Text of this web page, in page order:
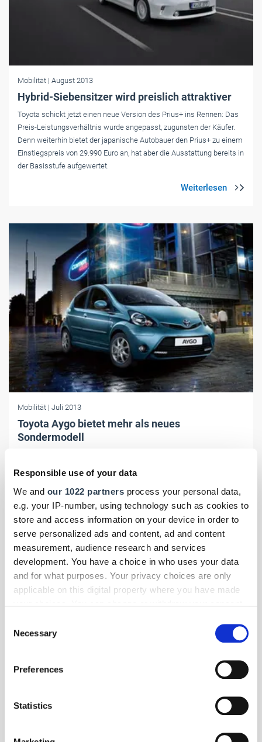
Responsible use of your data
We and our 1022 partners process your personal data,
e.g. your IP-number, using technology such as cookies to
store and access information on your device in order to
serve personalized ads and content, ad and content
measurement, audience research and services
development. You have a choice in who uses your data
and for what purposes. Your privacy choices are only
applicable on this digital property where you have made
the Privacy trigger icon.
Collect information about your geographical location
Identify your device by actively scanning it for
Find out more about how your personal data is processed
Selection
Necessary
Preferences
Statistics
Mobilität | August 2013
Hybrid-Siebensitzer wird preislich attraktiver
Toyota schickt jetzt einen neue Version des Prius+ ins Rennen: Das
Preis-Leistungsverhältnis wurde angepasst, zugunsten der Käufer.
Denn weiterhin bietet der japanische Autobauer den Prius+ zu einem
Einstiegspreis von 29.990 Euro an, hat aber die Ausstattung bereits in
der Basisstufe aufgewertet.
Mobilität | Juli 2013
Toyota Aygo bietet mehr als neues
Sondermodell
Zudem hat Toyota den Aygo bereits in der Basisversion
grundsätzlich mit der elektronischen Stabilitätskontrolle VSC und der
Antriebsschlupfregelung TRC ausgestattet.